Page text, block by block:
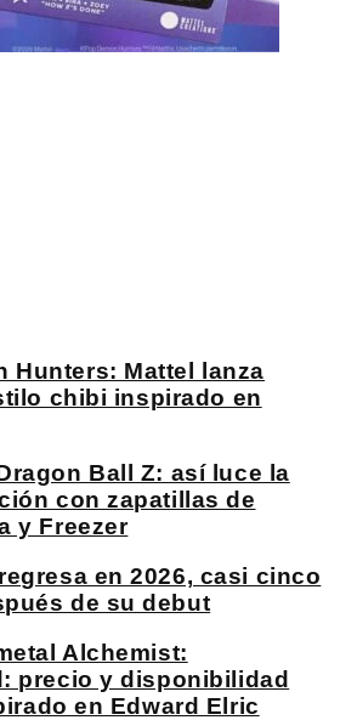
Hunters: Mattel lanza
chibi inspirado en
Ball Z: así luce la
con zapatillas de
y Freezer
en 2026, casi cinco
de su debut
Alchemist:
precio y disponibilidad
en Edward Elric